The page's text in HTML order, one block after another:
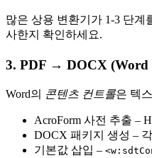
많은 상용 변환기가 1‑3 단
사한지 확인하세요.
3. PDF → DOCX (Word
Word의 콘텐츠 컨트롤은 텍
AcroForm 사전 추출 –
DOCX 패키지 생성 –
기본값 삽입 –